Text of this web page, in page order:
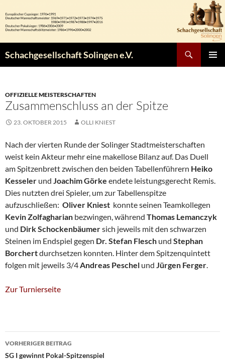
Inhalt
springen
Schachgesellschaft Solingen e.V.
OFFIZIELLE MEISTERSCHAFTEN
Zusammenschluss an der Spitze
23. OKTOBER 2015 OLLI KNIEST
Nach der vierten Runde der Solinger Stadtmeisterschaften
weist kein Akteur mehr eine makellose Bilanz auf. Das Duell
am Spitzenbrett zwischen den beiden Tabellenführern Heiko
Kesseler und Joachim Görke endete leistungsgerecht Remis.
Dies nutzten drei Spieler, um zur Tabellenspitze
aufzuschließen: Oliver Kniest konnte seinen Teamkollegen
Kevin Zolfagharian bezwingen, während Thomas Lemanczyk
und Dirk Schockenbäumersich jeweils mit den schwarzen
Steinen im Endspiel gegen Dr. Stefan Flesch und Stephan
Borchertdurchsetzen konnten. Hinter dem Spitzenquintett
folgen mit jeweils 3/4Andreas Peschel und Jürgen Ferger.
Zur Turnierseite
Beitragsnavigation
VORHERIGER BEITRAG
SG I gewinnt Pokal-Spitzenspiel